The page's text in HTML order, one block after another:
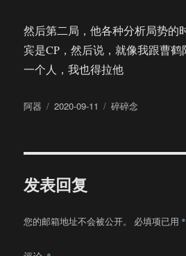
然后第二局，他各种分析局势的
宾是CP，然后说，就像我跟曹
一个人，我也得拉他
作
阿器
发
2020-09-11
分
碎碎念
发表回复
您的邮箱地址不会被公开。 必填项已用 *